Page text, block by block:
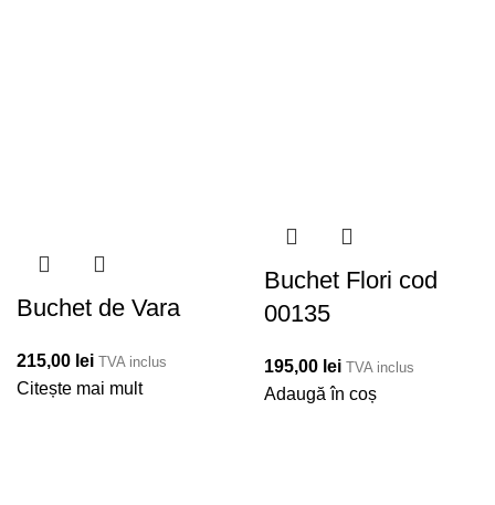
Buchet de Vara
215,00 lei TVA inclus
Citește mai mult
Buchet Flori cod
00135
195,00 lei TVA inclus
Adaugă în coș